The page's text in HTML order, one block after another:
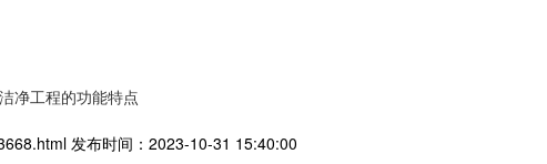
净工程的功能特点
发布时间：2023-10-31 15:40:00